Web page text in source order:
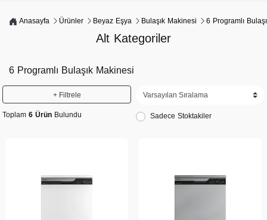
Anasayfa Ürünler Beyaz Eşya Bulaşık Makinesi 6 Programlı
Alt Kategoriler
6 Programlı Bulaşık Makinesi
+ Filtrele
Toplam 6 Ürün Bulundu Sadece Stoktakiler